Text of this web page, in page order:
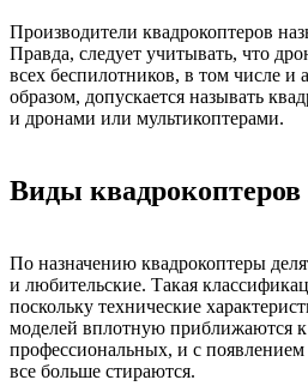
Производители квадрокоптеров
Правда, следует учитывать, что
всех беспилотников, в том числе и
образом, допускается называть
и дронами или мультикоптерами.
Виды квадрокоптеров
По назначению квадрокоптеры
и любительские. Такая
поскольку технические
моделей вплотную приближаются
профессиональных, и с
все больше стираются.